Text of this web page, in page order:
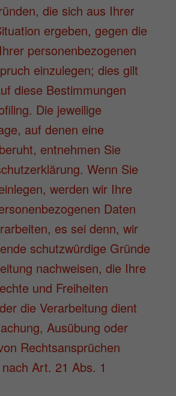
die sich aus Ihrer
ergeben, gegen die
personenbezogenen
einzulegen; dies gilt
diese Bestimmungen
Die jeweilige
auf denen eine
entnehmen Sie
Wenn Sie
werden wir Ihre
Daten
es sei denn, wir
schutzwürdige Gründe
nachweisen, die Ihre
und Freiheiten
die Verarbeitung dient
Ausübung oder
Rechtsansprüchen
Art. 21 Abs. 1